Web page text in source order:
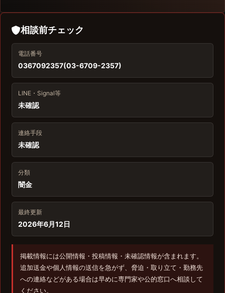
相談前チェック
電話番号
0367092357(03-6709-2357)
LINE・Signal等
未確認
連絡手段
未確認
分類
闇金
最終更新
2026年6月12日
掲載情報には公開情報・投稿情報・未確認情報が含まれます。
追加送金や個人情報の送信を急がず、脅迫・取り立て・勤務先
への連絡などがある場合は早めに専門家や公的窓口へ相談して
ください。